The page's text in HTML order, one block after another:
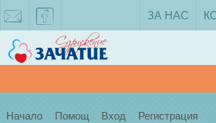
facebook
ЗА НАС
Начало Помощ Вход Регистрация